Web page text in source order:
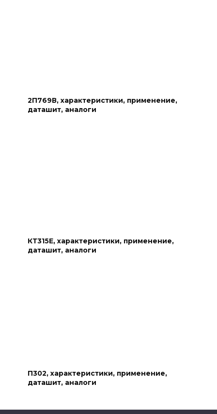
2П769В, характеристики, применение,
даташит, аналоги
КТ315Е, характеристики, применение,
даташит, аналоги
П302, характеристики, применение,
даташит, аналоги